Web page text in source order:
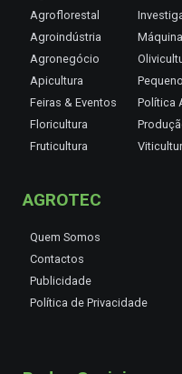
Agroflorestal
Agroindústria
Agronegócio
Apicultura
Feiras & Eventos
Floricultura
Fruticultura
Política
AGROTEC
Quem Somos
Contactos
Publicidade
Política de Privacidade